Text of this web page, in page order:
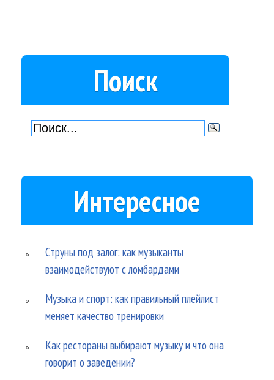
Поиск
Интересное
Струны под залог: как музыканты
взаимодействуют с ломбардами
Музыка и спорт: как правильный плейлист
меняет качество тренировки
Как рестораны выбирают музыку и что она
говорит о заведении?